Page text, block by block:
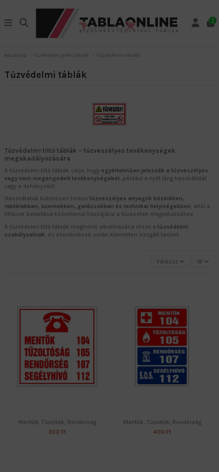
1
Kezdőlap Tűzvédelmi jelek, táblák Tűzvédelmi táblák
Tűzvédelmi táblák
Tűzvédelmi tiltó táblák – tűzveszélyes tevékenységek
megakadályozására
A tűzvédelmi tiltó táblák célja, hogy egyértelműen jelezzék a tűzveszélyes
vagy nem megengedett tevékenységeket , például a nyílt láng használatát
vagy a dohányzást.
Használatuk különösen fontos tűzveszélyes anyagok közelében,
raktárakban, üzemekben, garázsokban és technikai helyiségekben, ahol a
tiltások betartása közvetlenül hozzájárul a tűzesetek megelőzéséhez.
A tűzvédelmi tiltó táblák megfelelő alkalmazása része a tűzvédelmi
szabályzatnak, és ellenőrzések során kiemelten vizsgált terület.
Válassz 18
Mentők, Tűzoltók, Rendőrség
300 Ft
Mentők, Tűzoltók, Rendőrség
400 Ft